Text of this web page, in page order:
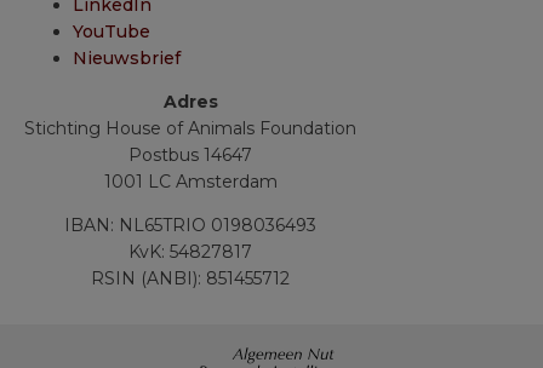
LinkedIn
YouTube
Nieuwsbrief
Adres
Stichting House of Animals Foundation
Postbus 14647
1001 LC Amsterdam
IBAN: NL65TRIO 0198036493
KvK: 54827817
RSIN (ANBI): 851455712